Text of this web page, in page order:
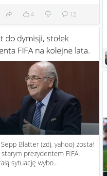
4 12
do dymisji, stołek
FIFA na kolejne lata.
Blatter (zdj. yahoo) został
prezydentem FIFA.
sytuację wybo...